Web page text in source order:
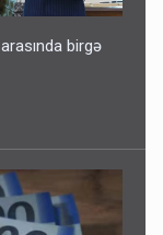
birgə